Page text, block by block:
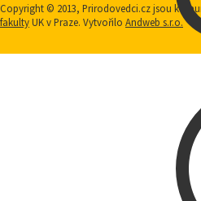
Copyright © 2013, Prirodovedci.cz jsou
fakultyUK v Praze. Vytvořilo Andweb s.r.o.